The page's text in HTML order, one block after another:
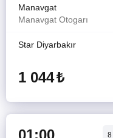
Manavgat
Manavgat Otogarı
Star Diyarbakır
1 044₺
01:00 8